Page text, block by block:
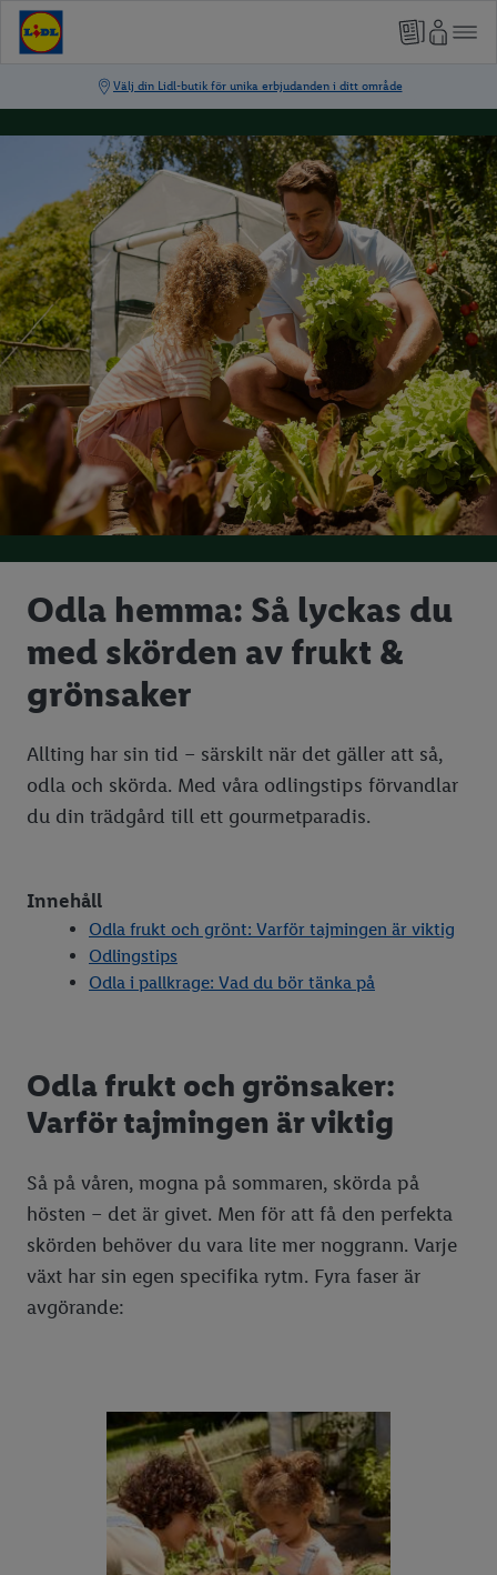
Odla hemma: Så lyckas du
med skörden av frukt &
grönsaker
Allting har sin tid – särskilt när det gäller att så,
odla och skörda. Med våra odlingstips förvandlar
du din trädgård till ett gourmetparadis.
Innehåll
Odla frukt och grönt: Varför tajmingen är viktig
Odlingstips
Odla i pallkrage: Vad du bör tänka på
Odla frukt och grönsaker:
Varför tajmingen är viktig
Så på våren, mogna på sommaren, skörda på
hösten – det är givet. Men för att få den perfekta
skörden behöver du vara lite mer noggrann. Varje
växt har sin egen specifika rytm. Fyra faser är
avgörande: